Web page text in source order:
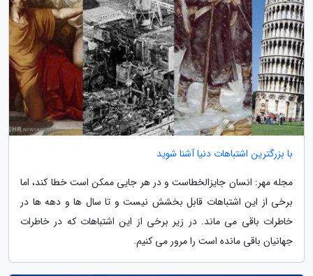
با بزرگترین اشتباهات دنیا آشنا شوید
مجله مهر: انسان جایزالخطاست و در هر جایی ممکن است خطا کند، اما
برخی از این اشتباهات قابل بخشش نیست و تا سال ها و دهه ها در
خاطرات باقی می ماند. در زیر برخی از این اشتباهات که در خاطرات
جهانیان باقی مانده است را مرور می کنیم.